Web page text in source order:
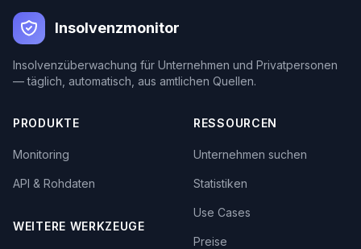
Insolvenzmonitor
Insolvenzüberwachung für Unternehmen und Privatpersonen
— täglich, automatisch, aus amtlichen Quellen.
PRODUKTE
Monitoring
API & Rohdaten
WEITERE WERKZEUGE
RESSOURCEN
Unternehmen suchen
Statistiken
Use Cases
Preise